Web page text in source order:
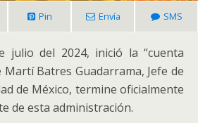
Pin Envía SMS
julio del 2024, inició la “cuenta
Martí Batres Guadarrama, Jefe de
de México, termine oficialmente
de esta administración.